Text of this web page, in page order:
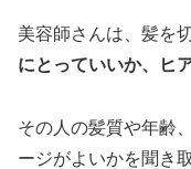
美容師さんは、髪を
にとっていいか、ヒ
その人の髪質や年齢
ージがよいかを聞き